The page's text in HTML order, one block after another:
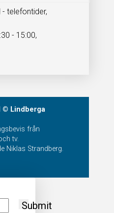
- telefontider,
- 15:00,
© Lindberga
från
tv.
Niklas Strandberg.
Submit